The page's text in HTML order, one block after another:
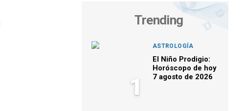
Trending
1
ASTROLOGÍA
El Niño Prodigio:
Horóscopo de hoy
7 agosto de 2026